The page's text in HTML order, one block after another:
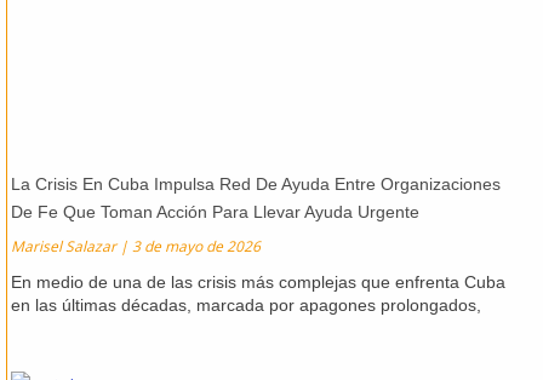
La Crisis En Cuba Impulsa Red De Ayuda Entre Organizaciones
De Fe Que Toman Acción Para Llevar Ayuda Urgente
Marisel Salazar 3 de mayo de 2026
En medio de una de las crisis más complejas que enfrenta Cuba
en las últimas décadas, marcada por apagones prolongados,